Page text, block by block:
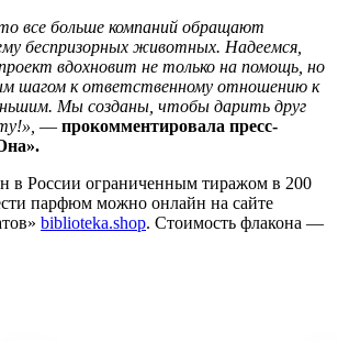
все больше компаний обращают
беспризорных животных. Надеемся,
вдохновит не только на помощь, но
шагом к ответственному отношению к
Мы созданы, чтобы дарить друг
— прокомментировала пресс-
в России ограниченным тиражом в 200
парфюм можно онлайн на сайте
biblioteka.shop. Стоимость флакона —